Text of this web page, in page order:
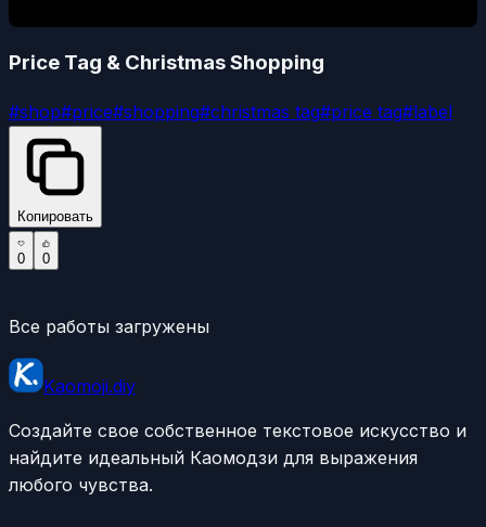
Price Tag & Christmas Shopping
#shop#price#shopping#christmas tag#price tag#label
Копировать
0 0
Все работы загружены
Kaomoji.diy
Создайте свое собственное текстовое искусство и
найдите идеальный Каомодзи для выражения
любого чувства.